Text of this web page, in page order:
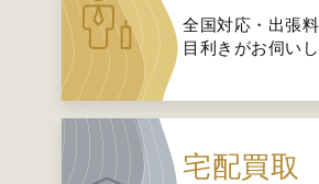
全国対応・出張料
目利きがお伺いし
宅配買取